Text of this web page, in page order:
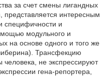
за счет смены лигандных
интересным
специфичности и
модульного и
на основе одного и того же
Трансфекцию
не экспрессируют
гена-репортера,